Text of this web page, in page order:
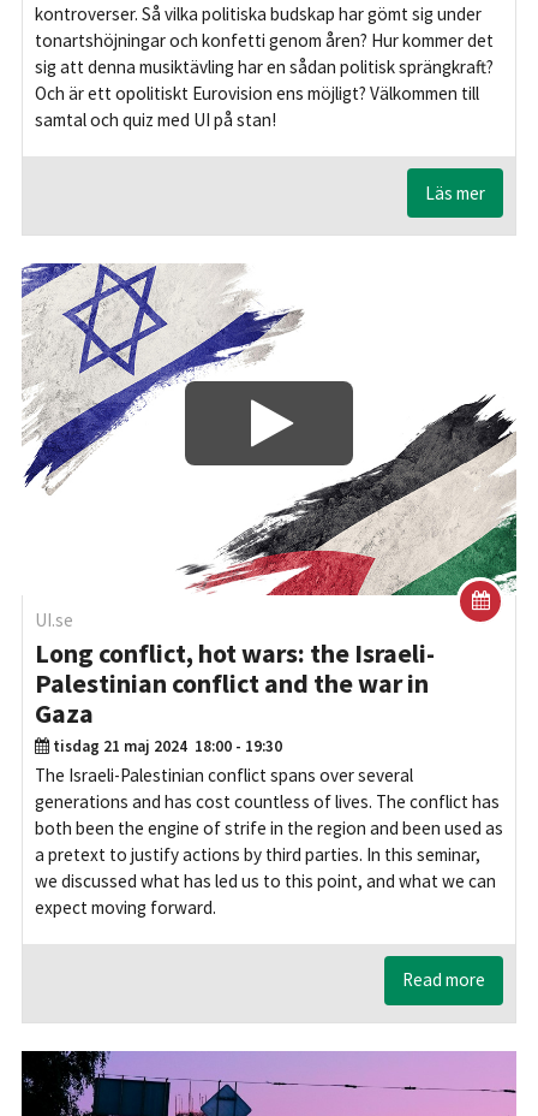
kontroverser. Så vilka politiska budskap har gömt sig under
tonartshöjningar och konfetti genom åren? Hur kommer det
sig att denna musiktävling har en sådan politisk sprängkraft?
Och är ett opolitiskt Eurovision ens möjligt? Välkommen till
samtal och quiz med UI på stan!
Läs mer
Play/Visa
UI.se
Long conflict, hot wars: the Israeli-
Palestinian conflict and the war in
Gaza
tisdag 21 maj 2024 18:00 - 19:30
The Israeli-Palestinian conflict spans over several
generations and has cost countless of lives. The conflict has
both been the engine of strife in the region and been used as
a pretext to justify actions by third parties. In this seminar,
we discussed what has led us to this point, and what we can
expect moving forward.
Read more